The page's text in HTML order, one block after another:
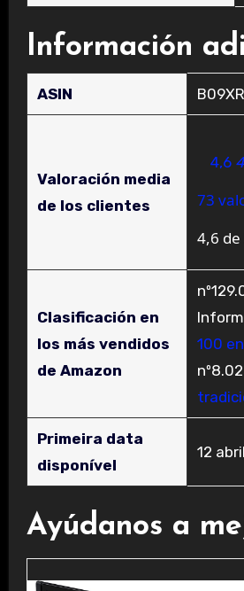
Información
ASIN
Valoración media
de los clientes
4,6
73
4,6
Clasificación en
los más vendidos
de Amazon
100
Primeira data
disponível
12
Ayúdanos a